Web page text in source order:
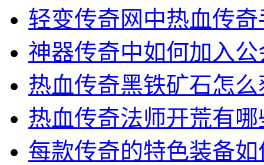
轻变传奇网中热血传
神器传奇中如何加入公
热血传奇黑铁矿石怎
热血传奇法师开荒有
每款传奇的特色装备